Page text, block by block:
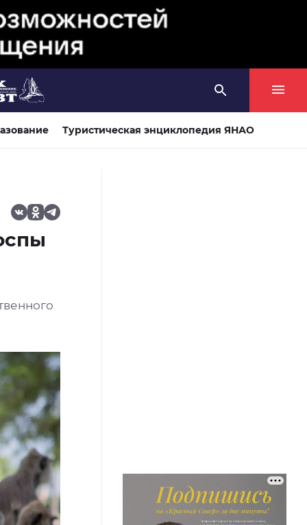
Туристическая энциклопедия ЯНАО